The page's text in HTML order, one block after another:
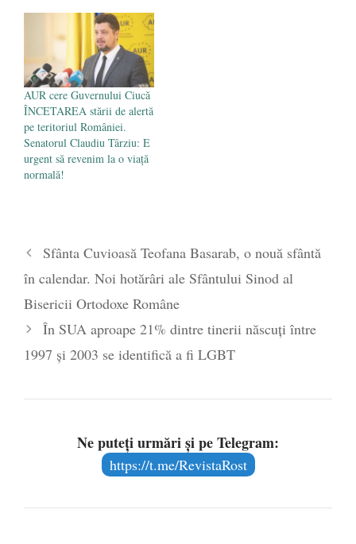
AUR cere Guvernului Ciucă
ÎNCETAREA stării de alertă
pe teritoriul României.
Senatorul Claudiu Târziu: E
urgent să revenim la o viață
normală!
Sfânta Cuvioasă Teofana Basarab, o nouă sfântă
în calendar. Noi hotărâri ale Sfântului Sinod al
Bisericii Ortodoxe Române
În SUA aproape 21% dintre tinerii născuți între
1997 și 2003 se identifică a fi LGBT
Ne puteți urmări și pe Telegram:
https://t.me/RevistaRost